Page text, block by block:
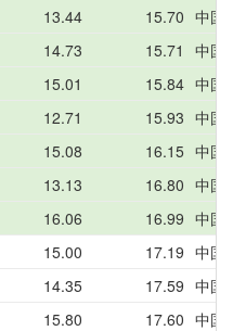
13.44 15.70 中国
14.73 15.71
中国
15.01 15.84 中国
12.71 15.93 中国
15.08 16.15 中国
13.13 16.80 中国
16.06 16.99 中国
15.00 17.19 中国
14.35 17.59 中国
15.80 17.60 中国